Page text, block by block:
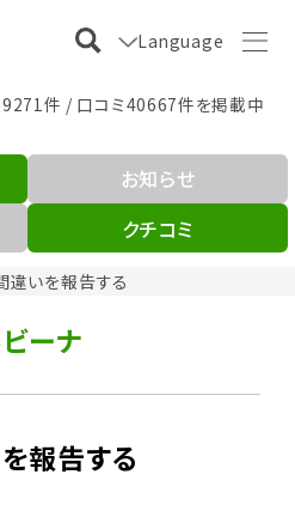
Language
9271件 / 口コミ40667件を掲載中
違いを報告する
お知らせ
クチコミ
ビーナ
報告する